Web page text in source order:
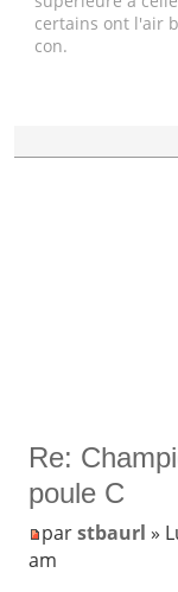
certains ont l'air
con.
Re:
poule C
parstbaurl »
am